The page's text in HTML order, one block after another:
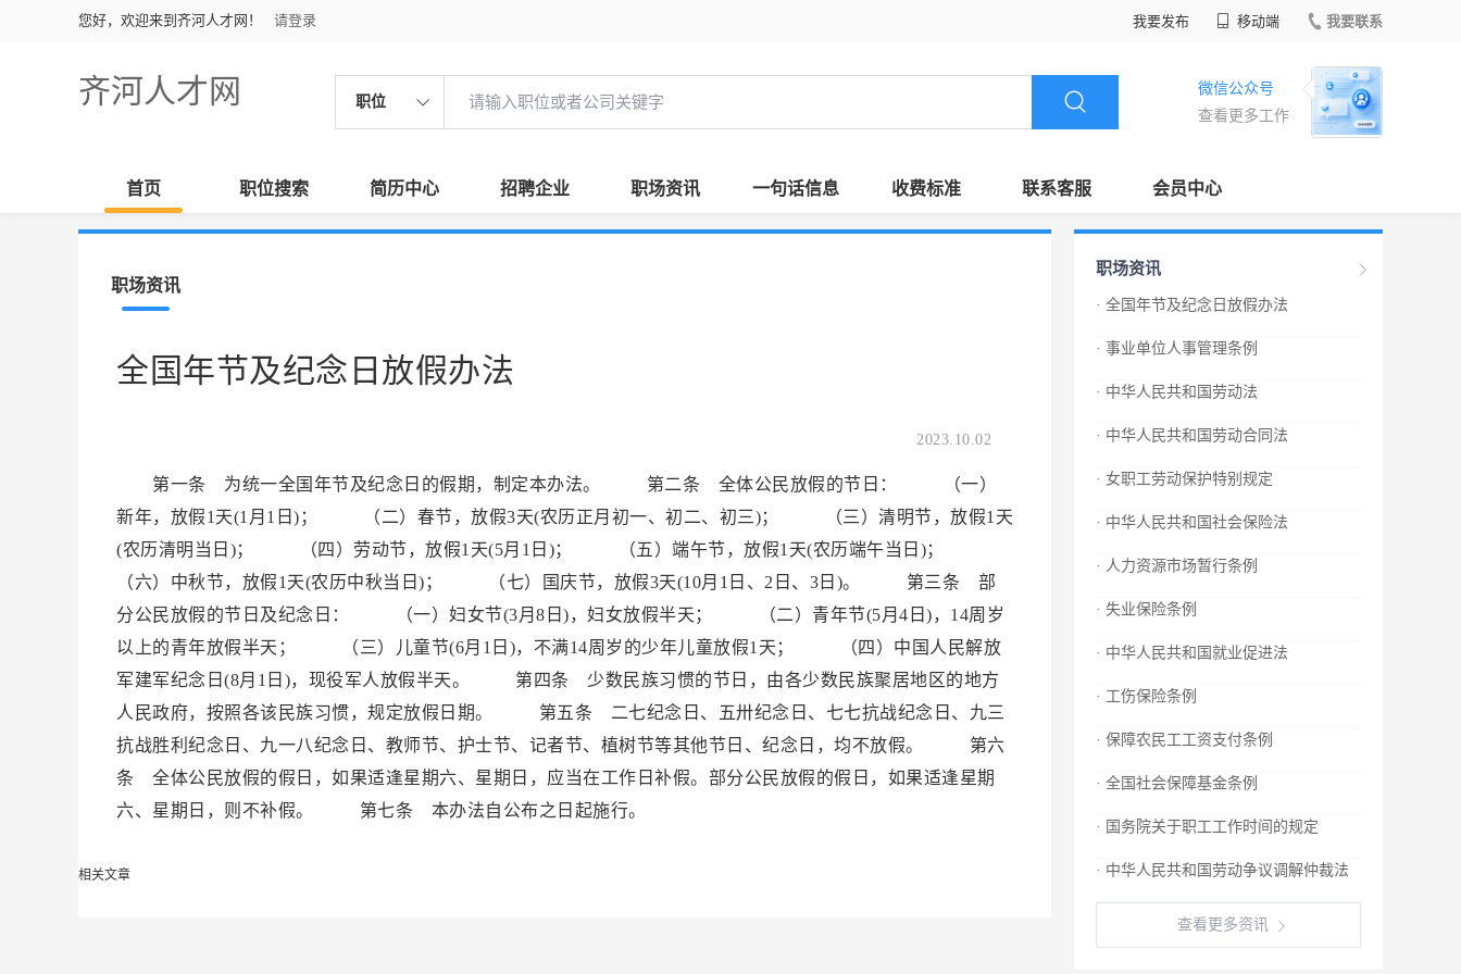
您好，欢迎来到齐河人才网！ 请登录 我要发布 移动端 我要联系
齐河人才网 职位
微信公众号
查看更多工作
首页 职位搜索 简历中心 招聘企业 职场资讯 一句话信息 收费标准 联系客服 会员中心
职场资讯
全国年节及纪念日放假办法
2023.10.02
第一条 为统一全国年节及纪念日的假期，制定本办法。 第二条 全体公民放假的节日： （一）
新年，放假1天(1月1日)； （二）春节，放假3天(农历正月初一、初二、初三)； （三）清明节，放假1天
(农历清明当日)； （四）劳动节，放假1天(5月1日)； （五）端午节，放假1天(农历端午当日)；
（六）中秋节，放假1天(农历中秋当日)； （七）国庆节，放假3天(10月1日、2日、3日)。 第三条 部
分公民放假的节日及纪念日： （一）妇女节(3月8日)，妇女放假半天； （二）青年节(5月4日)，14周岁
以上的青年放假半天； （三）儿童节(6月1日)，不满14周岁的少年儿童放假1天； （四）中国人民解放
军建军纪念日(8月1日)，现役军人放假半天。 第四条 少数民族习惯的节日，由各少数民族聚居地区的地方
人民政府，按照各该民族习惯，规定放假日期。 第五条 二七纪念日、五卅纪念日、七七抗战纪念日、九三
抗战胜利纪念日、九一八纪念日、教师节、护士节、记者节、植树节等其他节日、纪念日，均不放假。 第六
条 全体公民放假的假日，如果适逢星期六、星期日，应当在工作日补假。部分公民放假的假日，如果适逢星期
六、星期日，则不补假。 第七条 本办法自公布之日起施行。
相关文章
职场资讯
· 全国年节及纪念日放假办法
· 事业单位人事管理条例
· 中华人民共和国劳动法
· 中华人民共和国劳动合同法
· 女职工劳动保护特别规定
· 中华人民共和国社会保险法
· 人力资源市场暂行条例
· 失业保险条例
· 中华人民共和国就业促进法
· 工伤保险条例
· 保障农民工工资支付条例
· 全国社会保障基金条例
· 国务院关于职工工作时间的规定
· 中华人民共和国劳动争议调解仲裁法
查看更多资讯